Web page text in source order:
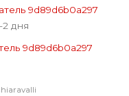
2 дня
9d89d6b0a297